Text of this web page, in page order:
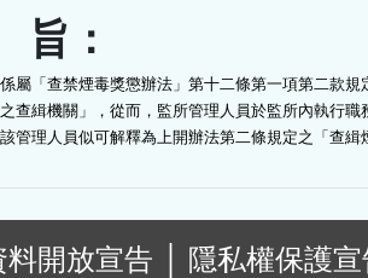
：
屬「查禁煙毒獎懲辦法」第十二條第一項第二款規
查緝機關」，從而，監所管理人員於監所內執行職
管理人員似可解釋為上開辦法第二條規定之「查緝
開放宣告
隱私權保護